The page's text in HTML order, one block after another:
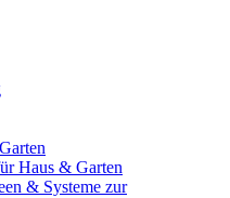
Haus & Garten
& Systeme zur